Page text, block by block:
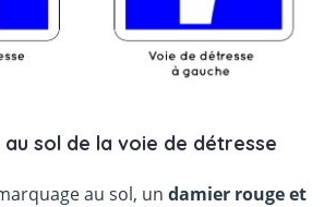
sol de la voie de détresse
au sol, un damier rouge et